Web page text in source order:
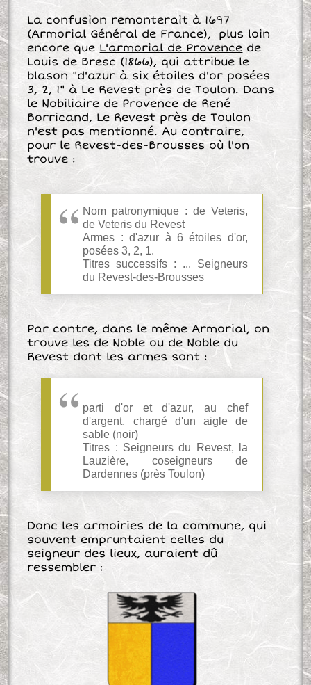
La confusion remonterait à 1697
(Armorial Général de France), plus loin
encore que L'armorial de Provencede
Louis de Bresc (1866), qui attribue le
blason "d'azur à six étoiles d'or posées
3, 2, 1" à Le Revest près de Toulon. Dans
le Nobiliaire de Provence de René
Borricand, Le Revest près de Toulon
n'est pas mentionné. Au contraire,
pour le Revest-des-Brousses où l'on
trouve :
Nom patronymique : de Veteris,
de Veteris du Revest
Armes : d'azur à 6 étoiles d'or,
posées 3, 2, 1.
Titres successifs : ... Seigneurs
du Revest-des-Brousses
Par contre, dans le même Armorial, on
trouve les de Noble ou de Noble du
Revest dont les armes sont :
parti d'or et d'azur, au chef
d'argent, chargé d'un aigle de
sable (noir)
Titres : Seigneurs du Revest, la
Lauzière, coseigneurs de
Dardennes (près Toulon)
Donc les armoiries de la commune, qui
souvent empruntaient celles du
seigneur des lieux, auraient dû
ressembler :